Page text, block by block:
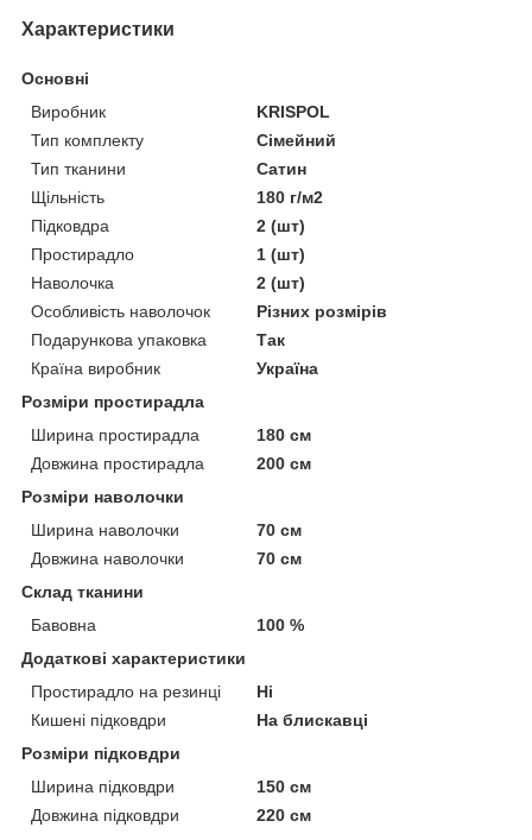
Характеристики
Основні
Виробник
KRISPOL
Тип комплекту
Сімейний
Тип тканини
Сатин
Щільність
180 г/м2
Підковдра
2 (шт)
Простирадло
1 (шт)
Наволочка
2 (шт)
Особливість наволочок
Різних розмірів
Подарункова упаковка
Так
Країна виробник
Україна
Розміри простирадла
Ширина простирадла
180 см
Довжина простирадла
200 см
Розміри наволочки
Ширина наволочки
70 см
Довжина наволочки
70 см
Склад тканини
Бавовна
100 %
Додаткові характеристики
Простирадло на резинці
Ні
Кишені підковдри
На блискавці
Розміри підковдри
Ширина підковдри
150 см
Довжина підковдри
220 см